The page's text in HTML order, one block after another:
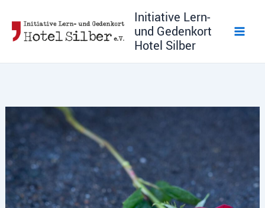
Inhalt
springen
Initiative Lern-
und Gedenkort
Hotel Silber